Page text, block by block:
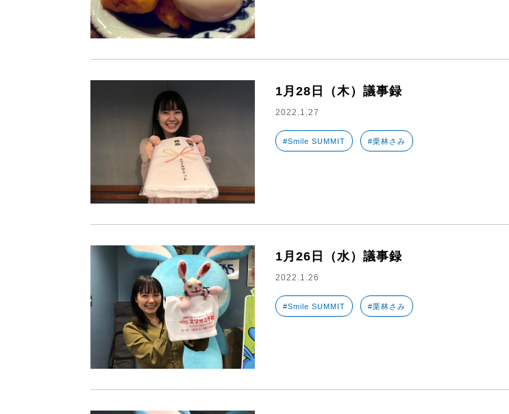
1月28日（木）議事録
2022.1.27
#Smile SUMMIT #栗林さみ
1月26日（水）議事録
2022.1.26
#Smile SUMMIT #栗林さみ